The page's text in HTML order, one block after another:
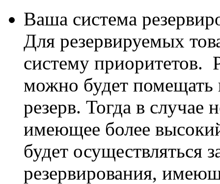
Ваша система
Для резервируемых
систему приоритетов.
можно будет помещать
резерв. Тогда в случае
имеющее более
будет осуществляться
резервирования,